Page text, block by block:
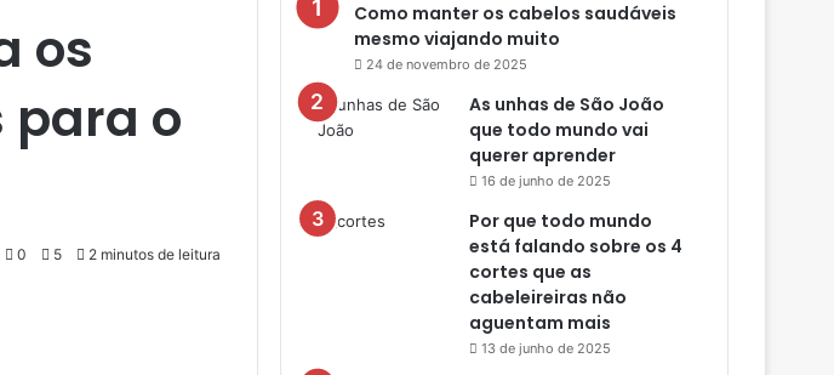
os
para o
0 5 2 minutos de leitura
Como manter os cabelos saudáveis
mesmo viajando muito
24 de novembro de 2025
As unhas de São João
que todo mundo vai
querer aprender
16 de junho de 2025
Por que todo mundo
está falando sobre os 4
cortes que as
cabeleireiras não
aguentam mais
13 de junho de 2025